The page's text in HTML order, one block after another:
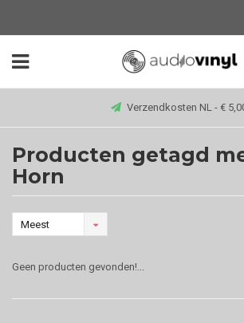
Verzendkosten NL - €
Producten getagd
Horn
Meest
Geen producten gevonden!...